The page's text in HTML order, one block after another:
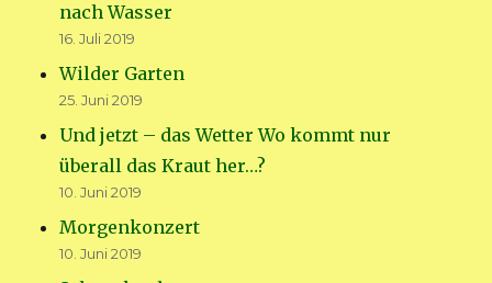
nach Wasser
16. Juli 2019
Wilder Garten
25. Juni 2019
Und jetzt – das Wetter Wo kommt nur
überall das Kraut her…?
10. Juni 2019
Morgenkonzert
10. Juni 2019